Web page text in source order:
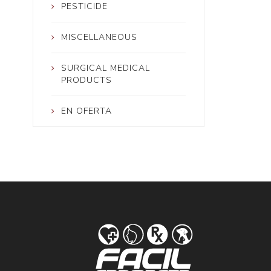
PESTICIDE
MISCELLANEOUS
SURGICAL MEDICAL
PRODUCTS
EN OFERTA